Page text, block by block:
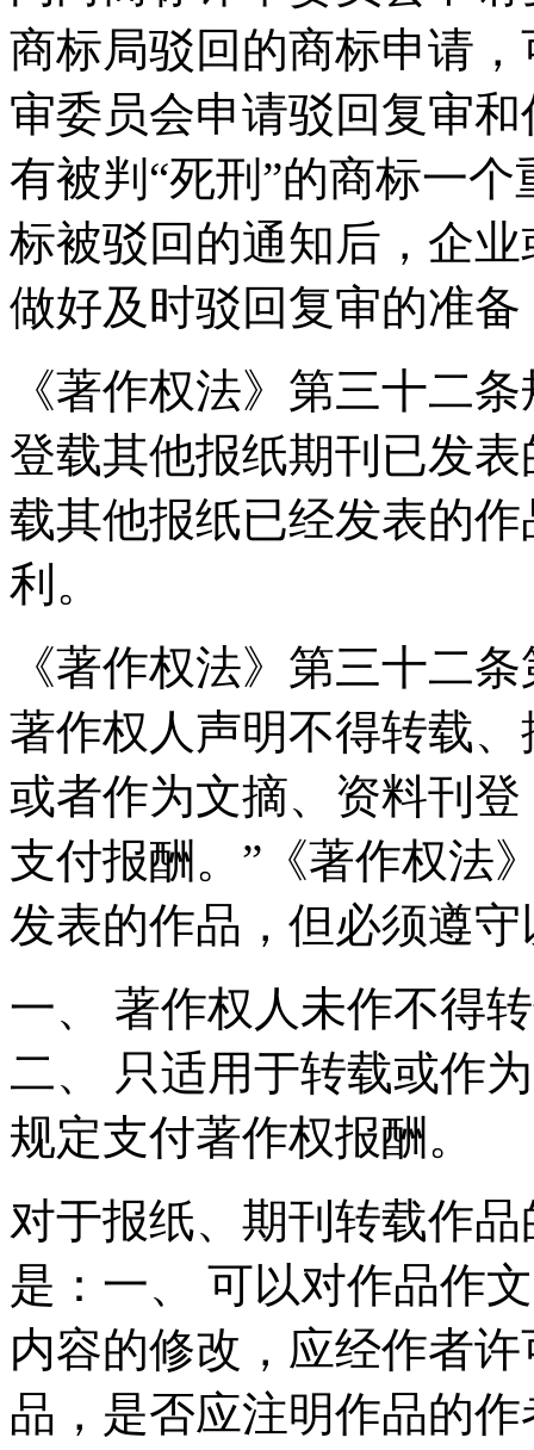
商标局驳回的商标申请
审委员会申请驳回复审
有被判“死刑”的商标一
标被驳回的通知后，企
做好及时驳回复审的准
《著作权法》第三十二
登载其他报纸期刊已发
载其他报纸已经发表的
利。
《著作权法》第三十二
著作权人声明不得转载
或者作为文摘、资料刊
支付报酬。”《著作权法
发表的作品，但必须遵
一、 著作权人未作不得
二、 只适用于转载或作
规定支付著作权报酬。
对于报纸、期刊转载作
是：一、 可以对作品作
内容的修改，应经作者
品，是否应注明作品的